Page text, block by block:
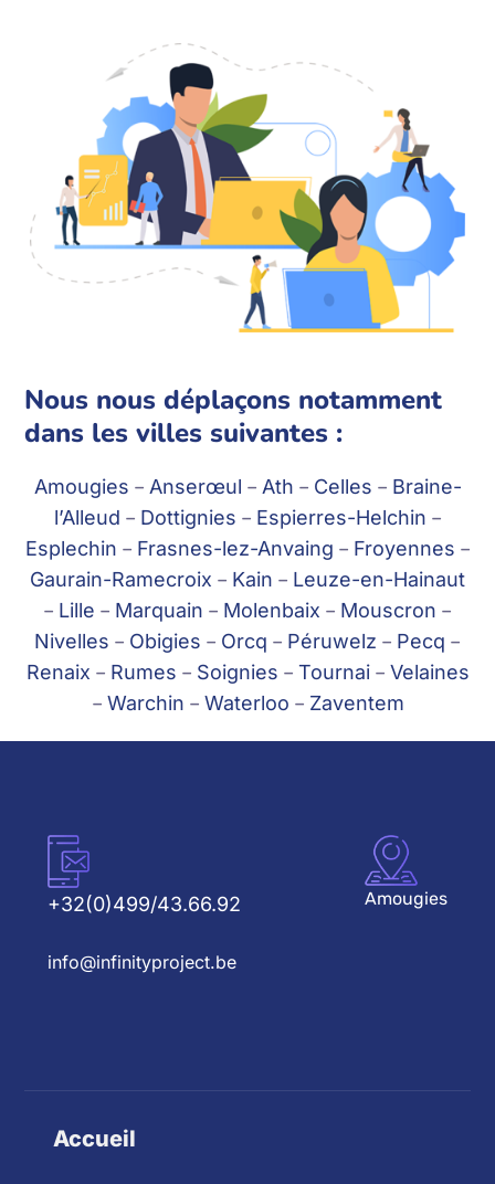
Nous nous déplaçons notamment
dans les villes suivantes :
Amougies – Anserœul – Ath – Celles – Braine-
l’Alleud – Dottignies – Espierres-Helchin –
Esplechin – Frasnes-lez-Anvaing – Froyennes –
Gaurain-Ramecroix – Kain – Leuze-en-Hainaut
– Lille – Marquain – Molenbaix – Mouscron –
Nivelles – Obigies – Orcq – Péruwelz – Pecq –
Renaix – Rumes – Soignies – Tournai– Velaines
– Warchin – Waterloo – Zaventem
+32(0)499/43.66.92
info@infinityproject.be
Amougies
Accueil